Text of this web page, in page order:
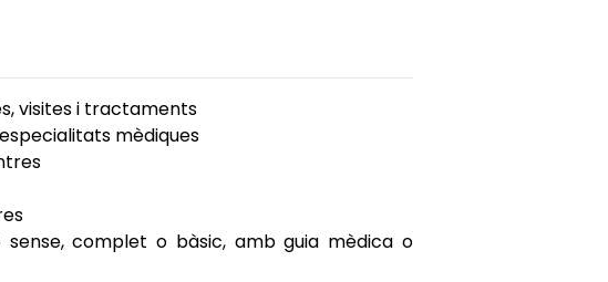
visites i tractaments
mèdiques
complet o bàsic, amb guia mèdica o